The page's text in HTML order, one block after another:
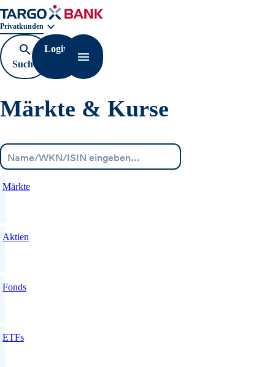
Geschäftsbereichnavigation. Aktuelle Auswahl:
Privatkunden
Suche
öffnen
Login
Navigation öffnen
Märkte & Kurse
Märkte
Aktien
Fonds
ETFs